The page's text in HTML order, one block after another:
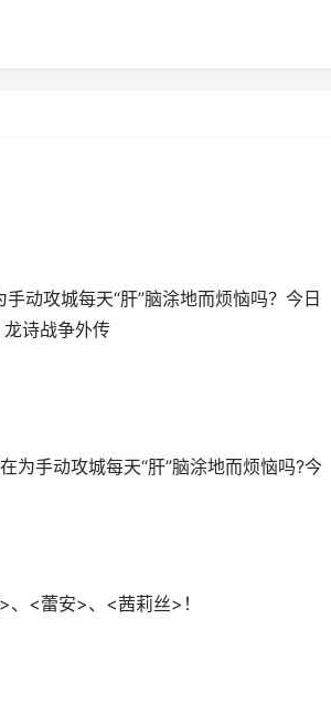
动攻城每天“肝”脑涂地而烦恼吗？今日
诗战争外传
为手动攻城每天“肝”脑涂地而烦恼吗?今
<蕾安>、<茜莉丝>！